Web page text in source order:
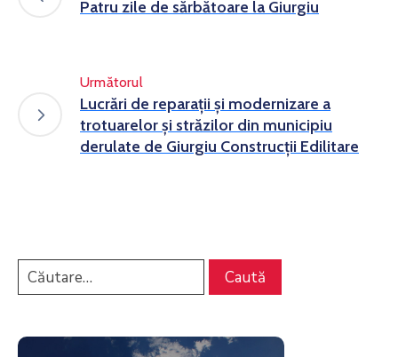
Patru zile de sărbătoare la Giurgiu
Următorul
Lucrări de reparații și modernizare a
trotuarelor și străzilor din municipiu
derulate de Giurgiu Construcții Edilitare